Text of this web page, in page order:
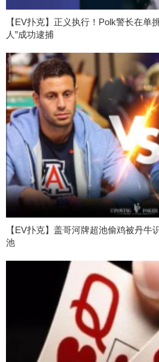
【EV扑克】正义执行！Polk警长在单
人”成功逮捕
【EV扑克】盖哥河牌超池偷鸡被丹牛
池